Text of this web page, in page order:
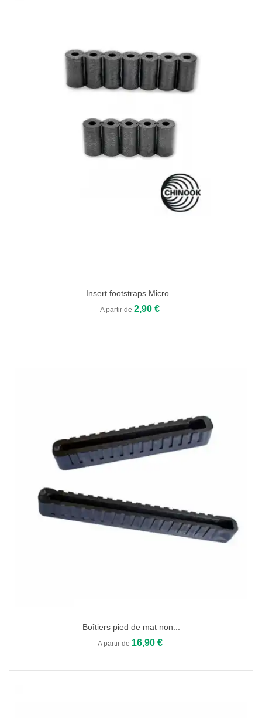
Insert footstraps Micro...
A partir de 2,90 €
Boîtiers pied de mat non...
A partir de 16,90 €